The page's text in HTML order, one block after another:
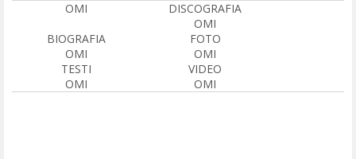
OMI
DISCOGRAFIA
OMI
BIOGRAFIA
OMI
FOTO
OMI
TESTI
OMI
VIDEO
OMI